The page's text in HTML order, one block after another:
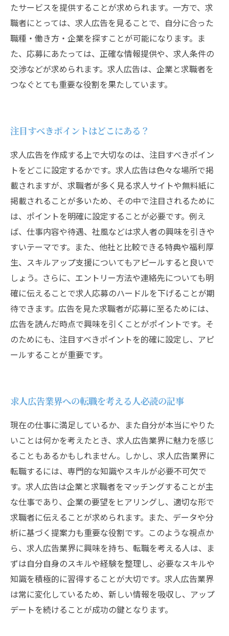
たサービスを提供することが求められます。一方で、求
職者にとっては、求人広告を見ることで、自分に合った
職種・働き方・企業を探すことが可能になります。ま
た、応募にあたっては、正確な情報提供や、求人条件の
交渉などが求められます。求人広告は、企業と求職者を
つなぐとても重要な役割を果たしています。
注目すべきポイントはどこにある？
求人広告を作成する上で大切なのは、注目すべきポイン
トをどこに設定するかです。求人広告は色々な場所で掲
載されますが、求職者が多く見る求人サイトや無料紙に
掲載されることが多いため、その中で注目されるために
は、ポイントを明確に設定することが必要です。例え
ば、仕事内容や待遇、社風などは求人者の興味を引きや
すいテーマです。また、他社と比較できる特典や福利厚
生、スキルアップ支援についてもアピールすると良いで
しょう。さらに、エントリー方法や連絡先についても明
確に伝えることで求人応募のハードルを下げることが期
待できます。広告を見た求職者が応募に至るためには、
広告を読んだ時点で興味を引くことがポイントです。そ
のためにも、注目すべきポイントを的確に設定し、アピ
ールすることが重要です。
求人広告業界への転職を考える人必読の記事
現在の仕事に満足しているか、また自分が本当にやりた
いことは何かを考えたとき、求人広告業界に魅力を感じ
ることもあるかもしれません。しかし、求人広告業界に
転職するには、専門的な知識やスキルが必要不可欠で
す。求人広告は企業と求職者をマッチングすることが主
な仕事であり、企業の要望をヒアリングし、適切な形で
求職者に伝えることが求められます。また、データや分
析に基づく提案力も重要な役割です。このような視点か
ら、求人広告業界に興味を持ち、転職を考える人は、ま
ずは自分自身のスキルや経験を整理し、必要なスキルや
知識を積極的に習得することが大切です。求人広告業界
は常に変化しているため、新しい情報を吸収し、アップ
デートを続けることが成功の鍵となります。